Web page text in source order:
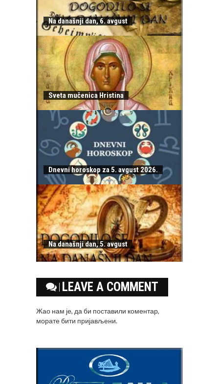
Na današnji dan, 6. avgust
Sveta mučenica Hristina
Dnevni horoskop za 5. avgust 2026.
Na današnji dan, 5. avgust
LEAVE A COMMENT
Жао нам је, да би поставили коментар,
моратебити пријављени.